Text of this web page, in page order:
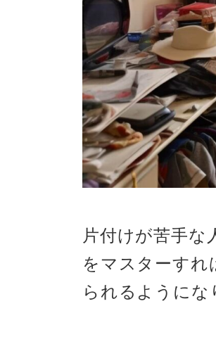
片付けが苦手な
をマスターすれ
られるようにな